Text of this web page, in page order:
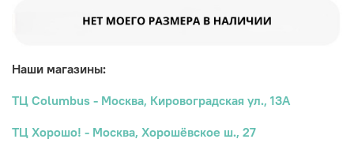
Наши магазины:
ТЦ Columbus - Москва, Кировоградская ул., 13А
ТЦ Хорошо! - Москва, Хорошёвское ш., 27